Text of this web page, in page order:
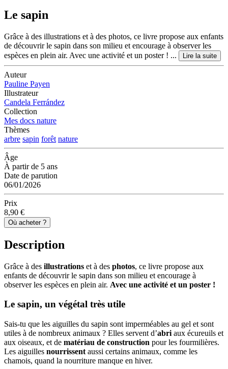
Le sapin
Grâce à des illustrations et à des photos, ce livre propose aux enfants
de découvrir le sapin dans son milieu et encourage à observer les
espèces en plein air. Avec une activité et un poster ! ...
Lire la suite
Auteur
Pauline Payen
Illustrateur
Candela Ferrández
Collection
Mes docs nature
Thèmes
arbre sapin forêt nature
Âge
À partir de 5 ans
Date de parution
06/01/2026
Prix
8,90 €
Où acheter ?
Description
Grâce à des illustrations et à des photos, ce livre propose aux
enfants de découvrir le sapin dans son milieu et encourage à
observer les espèces en plein air. Avec une activité et un poster !
Le sapin, un végétal très utile
Sais-tu que les aiguilles du sapin sont imperméables au gel et sont
utiles à de nombreux animaux ? Elles servent d’abri aux écureuils et
aux oiseaux, et de matériau de construction pour les fourmilières.
Les aiguilles nourrissent aussi certains animaux, comme les
chamois, quand la nourriture manque en hiver.